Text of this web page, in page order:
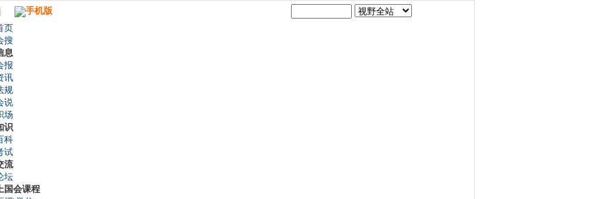
手机版
页
搜
息
报
讯
规
说
场
识
科
试
流
坛
国会课程